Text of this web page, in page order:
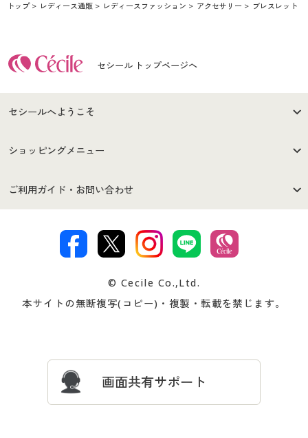
トップ レディース通販 レディースファッション アクセサリー ブレスレット
セシール トップページへ
セシールへようこそ
はじめての方へ
セシールご利用規約
著作権・商標について 会社案内
ショッピングメニュー
商品カテゴリ
プレゼント＆キャンペーン サイトマップ
ご利用ガイド・お問い合わせ
交換・返品は お支払は
ついて
忘れの場合
© Cecile Co.,Ltd.
本サイトの無断複写(コピー)・複製・転載を禁じます。
画面共有サポート